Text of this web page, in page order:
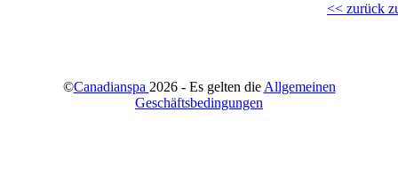
<< zurück
©Canadianspa 2026 - Es gelten die Allgemeinen
Geschäftsbedingungen